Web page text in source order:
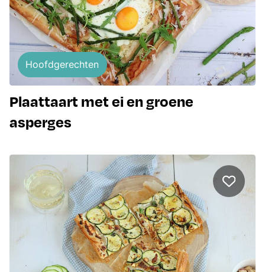
Hoofdgerechten
Plaattaart met ei en groene
asperges